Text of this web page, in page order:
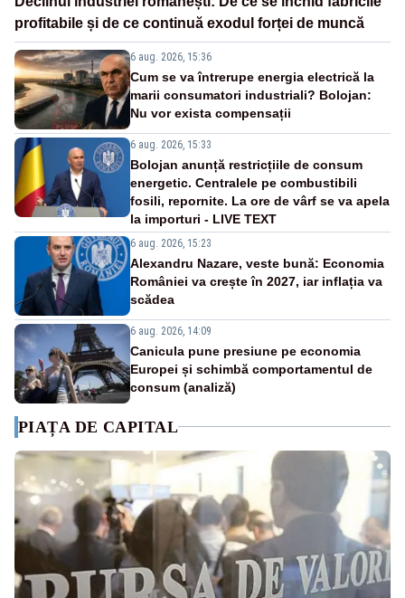
profitabile și de ce continuă exodul forței de muncă
6 aug. 2026, 15:36
Cum se va întrerupe energia electrică la
marii consumatori industriali? Bolojan:
Nu vor exista compensații
6 aug. 2026, 15:33
Bolojan anunță restricțiile de consum
energetic. Centralele pe combustibili
fosili, repornite. La ore de vârf se va apela
la importuri - LIVE TEXT
6 aug. 2026, 15:23
Alexandru Nazare, veste bună: Economia
României va crește în 2027, iar inflația va
scădea
6 aug. 2026, 14:09
Canicula pune presiune pe economia
Europei și schimbă comportamentul de
consum (analiză)
PIAȚA DE CAPITAL